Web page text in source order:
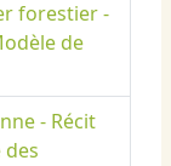
forestier -
de
- Récit
des